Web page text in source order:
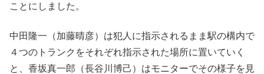
ことにしました。
中田隆一（加藤晴彦）は犯人に指示されるまま駅の構内で
４つのトランクをそれぞれ指示された場所に置いていく
と、香坂真一郎（長谷川博己）はモニターでその様子を見